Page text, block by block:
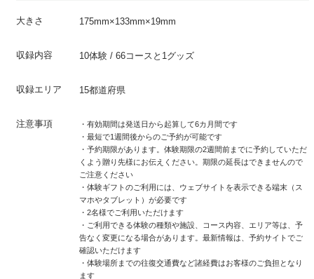
大きさ 175mm×133mm×19mm
収録内容 10体験 / 66コースと1グッズ
収録エリア 15都道府県
注意事項
・有効期間は発送日から起算して6カ月間です
・最短で1週間後からのご予約が可能です
・予約期限があります。体験期限の2週間前までに予約していただ
くよう贈り先様にお伝えください。期限の延長はできませんので
ご注意ください
・体験ギフトのご利用には、ウェブサイトを表示できる端末（ス
マホやタブレット）が必要です
・2名様でご利用いただけます
・ご利用できる体験の種類や施設、コース内容、エリア等は、予
告なく変更になる場合があります。最新情報は、予約サイトでご
確認いただけます
・体験場所までの往復交通費など諸経費はお客様のご負担となり
ます